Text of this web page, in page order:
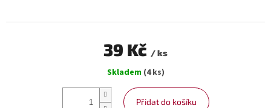
39 Kč / ks
cena:
Skladem (4 ks)
Přidat do košíku